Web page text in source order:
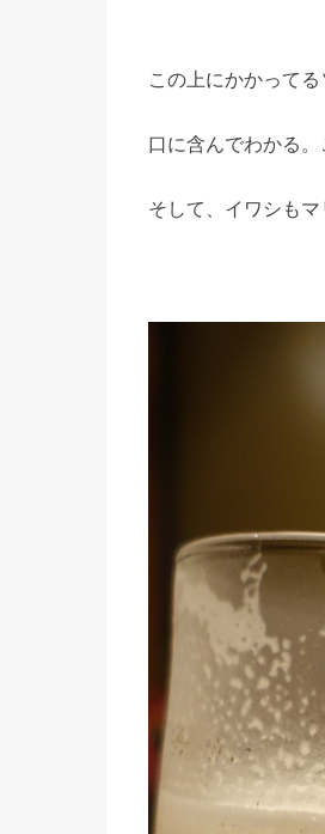
この上にかかってる
口に含んでわかる。
そして、イワシも